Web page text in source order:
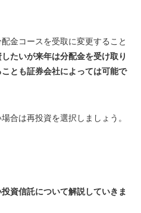
金コースを受取に変更すること
たいが来年は分配金を受け取り
とも証券会社によっては可能で
合は再投資を選択しましょう。
資信託について解説していきま